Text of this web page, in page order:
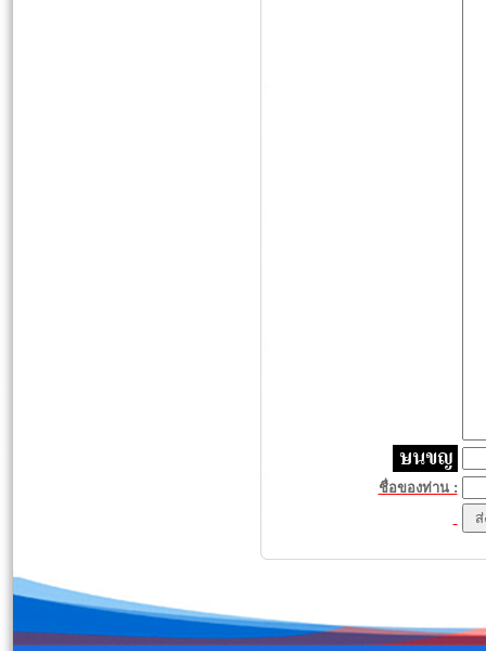
ชื่อของท่าน :